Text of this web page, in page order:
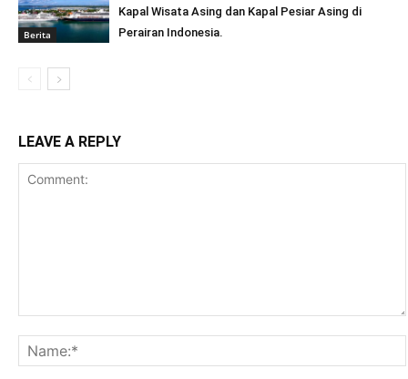
Berita
Kapal Wisata Asing dan Kapal Pesiar Asing di
Perairan Indonesia.
LEAVE A REPLY